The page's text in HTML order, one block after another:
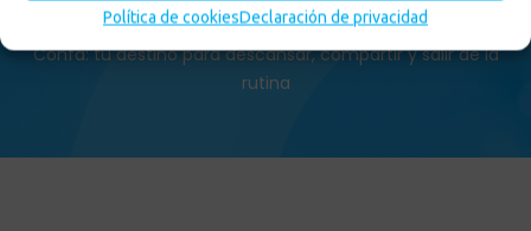
Política de cookiesDeclaración de privacidad
Centros Recreacionales-Centros Recreacionales
Confa: tu destino para descansar, compartir y salir de la
rutina